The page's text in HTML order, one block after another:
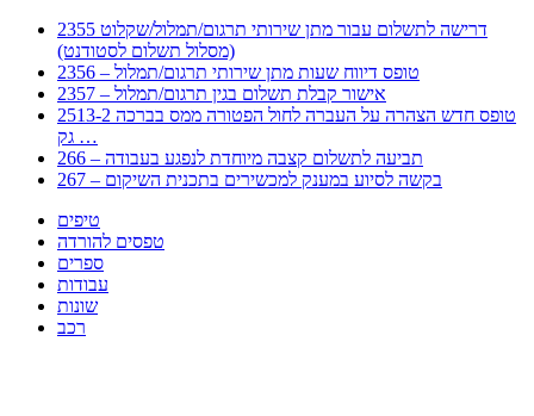
2355 דרישה לתשלום עבור מתן שירותי תרגום/תמלול/שקלוט
(מסלול תשלום לסטודנט)
2356 – טופס דיווח שעות מתן שירותי תרגום/תמלול
2357 – אישור קבלת תשלום בגין תרגום/תמלול
2513-2 טופס חדש הצהרה על העברה לחול הפטורה ממס בברכה
גק …
266 – תביעה לתשלום קצבה מיוחדת לנפגע בעבודה
267 – בקשה לסיוע במענק למכשירים בתכנית השיקום
טיפים
טפסים להורדה
ספרים
עבודות
שונות
רכב